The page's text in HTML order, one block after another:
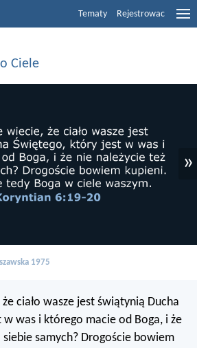
Tematy Rejestrowac
Ciele
»
1975
ciało wasze jest świątynią Ducha
was i którego macie od Boga, i że
samych? Drogoście bowiem